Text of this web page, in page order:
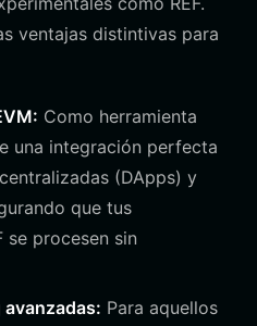
ventajas distintivas para
Como herramienta
una integración perfecta
(DApps) y
que tus
se procesen sin
Para aquellos